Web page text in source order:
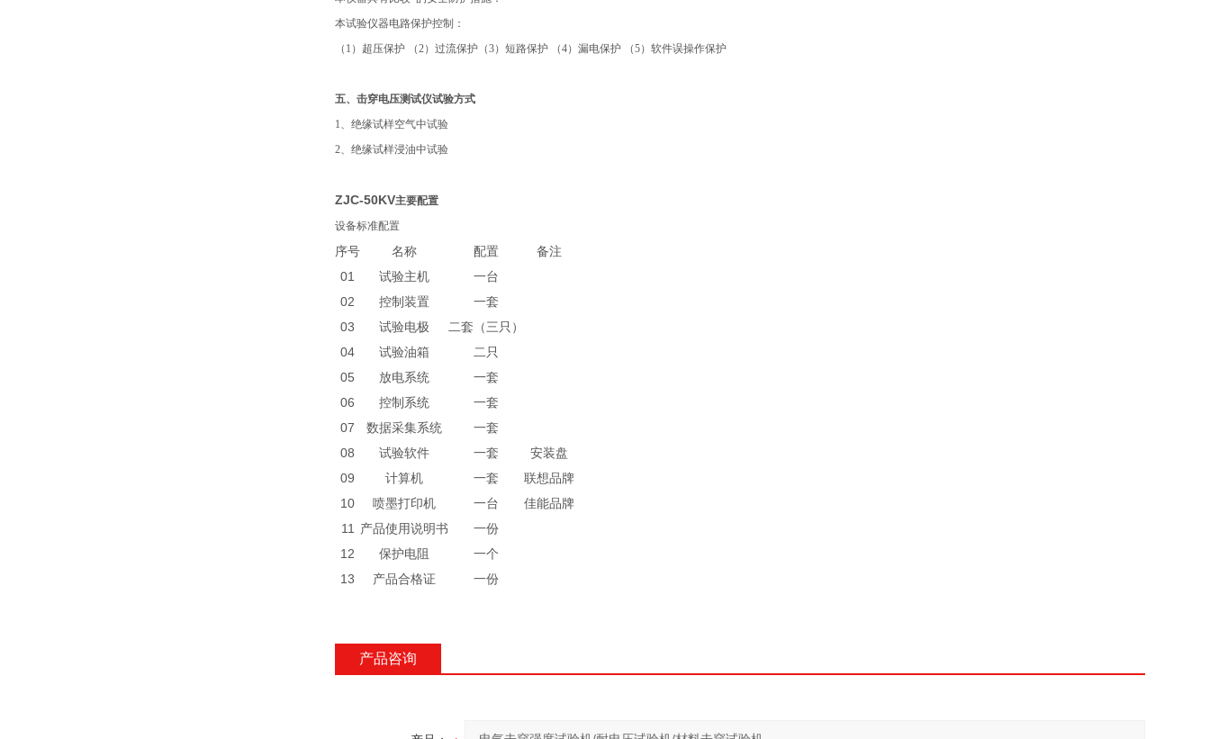
本试验仪器电路保护控制：
（1）超压保护 （2）过流保护（3）短路保护 （4）漏电保护 （5）软件误操作保护
五、 击穿电压测试仪试验方式
1、绝缘试样空气中试验
2、绝缘试样浸油中试验
ZJC-50KV主要配置
设备标准配置
序号 名称 配置
备注
01
试验主机
一台
02
控制装置
一套
03
试验电极
二套（三只）
04
试验油箱
二只
05
放电系统
一套
06
控制系统
一套
07
数据采集系统
一套
08
试验软件 一套
安装盘
09
计算机 一套
联想品牌
10
喷墨打印机 一台
佳能品牌
11
产品使用说明书
一份
12
保护电阻
一个
13
产品合格证 一份
产品咨询